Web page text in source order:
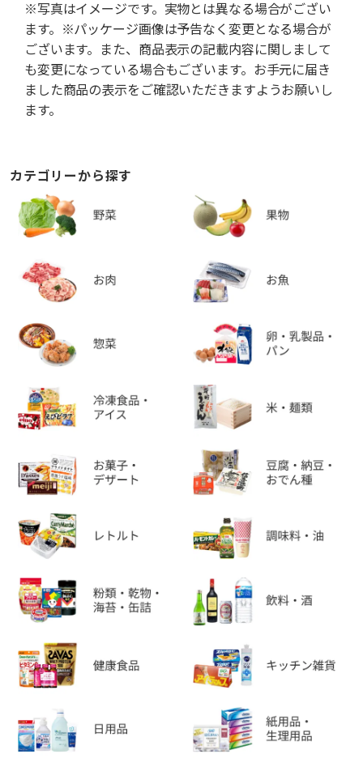
※写真はイメージです。実物とは異なる場合がござい
ます。※パッケージ画像は予告なく変更となる場合が
ございます。また、商品表示の記載内容に関しまして
も変更になっている場合もございます。お手元に届き
ました商品の表示をご確認いただきますようお願いし
ます。
カテゴリーから探す